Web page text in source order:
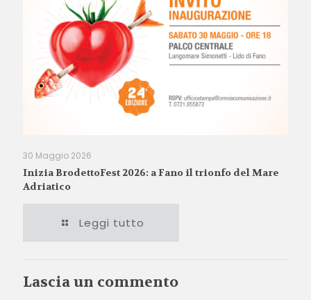
30 Maggio 2026
Inizia BrodettoFest 2026: a Fano il trionfo del Mare
Adriatico
Leggi tutto
Lascia un commento